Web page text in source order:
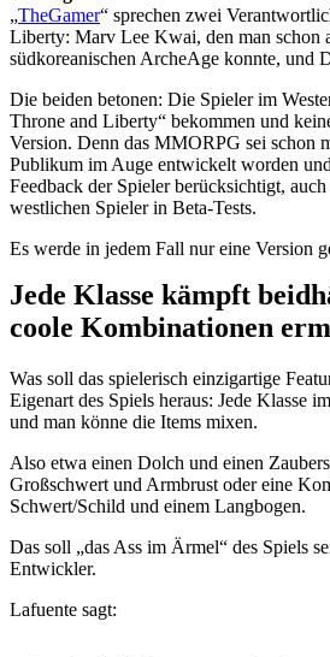
„TheGamer“ sprechen zwei
Liberty: Marv Lee Kwai, den man schon
südkoreanischen ArcheAge konnte, und
Die beiden betonen: Die Spieler im
Throne and Liberty“ bekommen und
Version. Denn das MMORPG sei schon
Publikum im Auge entwickelt worden
Feedback der Spieler berücksichtigt,
westlichen Spieler in Beta-Tests.
Es werde in jedem Fall nur eine Version
Jede Klasse kämpft
coole Kombinationen
Was soll das spielerisch einzigartige
Eigenart des Spiels heraus: Jede Klasse
und man könne die Items mixen.
Also etwa einen Dolch und einen
Großschwert und Armbrust oder eine
Schwert/Schild und einem Langbogen.
Das soll „das Ass im Ärmel“ des Spiels
Entwickler.
Lafuente sagt: